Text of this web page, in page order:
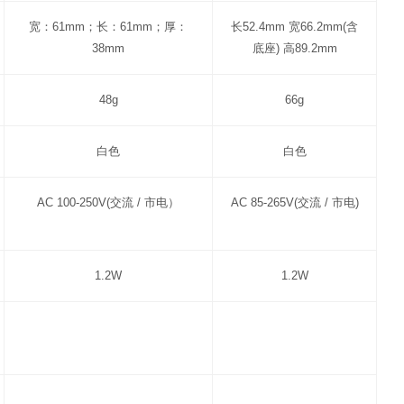
宽：61mm；长：61mm；厚：
38mm
长52.4mm 宽66.2mm(含
底座) 高89.2mm
48g 66g
白色 白色
AC 100-250V(交流 / 市电） AC 85-265V(交流 / 市电)
1.2W 1.2W